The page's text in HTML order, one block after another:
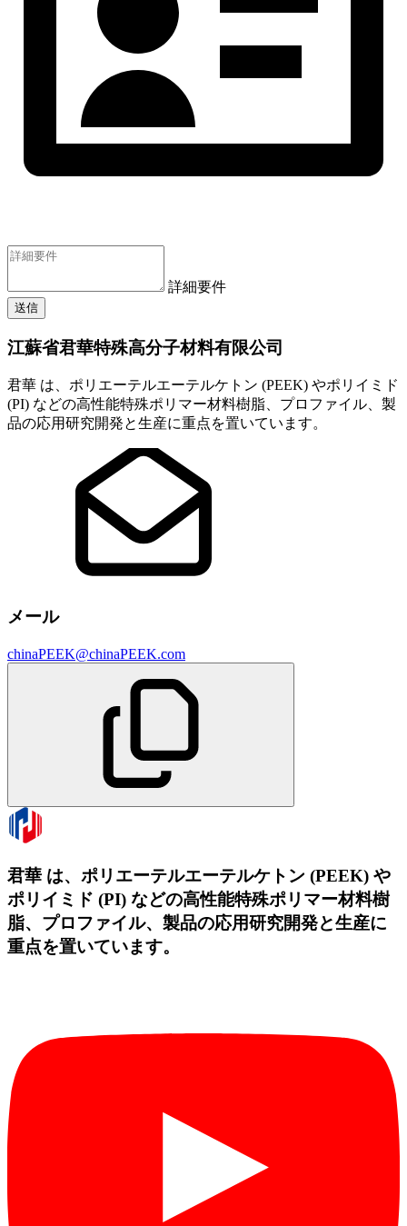
詳細要件
送信
江蘇省君華特殊高分子材料有限公司
君華 は、ポリエーテルエーテルケトン (PEEK) やポリイミド
(PI) などの高性能特殊ポリマー材料樹脂、プロファイル、製
品の応用研究開発と生産に重点を置いています。
メール
chinaPEEK@chinaPEEK.com
君華 は、ポリエーテルエーテルケトン (PEEK) や
ポリイミド (PI) などの高性能特殊ポリマー材料樹
脂、プロファイル、製品の応用研究開発と生産に
重点を置いています。